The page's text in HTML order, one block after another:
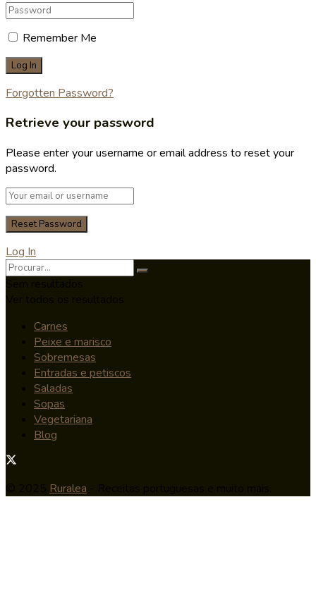
Remember Me
Forgotten Password?
Retrieve your password
Please enter your username or email address to reset your
password.
Log In
Carnes
Peixe e marisco
Sobremesas
Entradas e petiscos
Saladas
Sopas
Vegetariana
Blog
Ruralea